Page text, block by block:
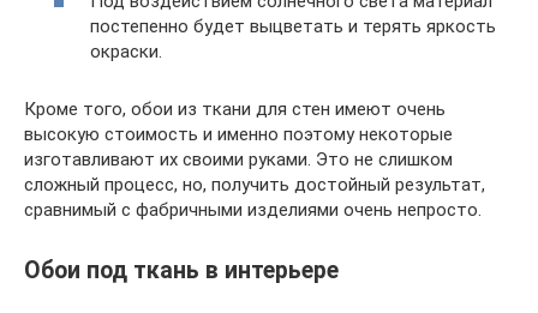
постепенно будет выцветать и терять яркость
окраски.
Кроме того, обои из ткани для стен имеют очень
высокую стоимость и именно поэтому некоторые
изготавливают их своими руками. Это не слишком
сложный процесс, но, получить достойный результат,
сравнимый с фабричными изделиями очень непросто.
Обои под ткань в интерьере